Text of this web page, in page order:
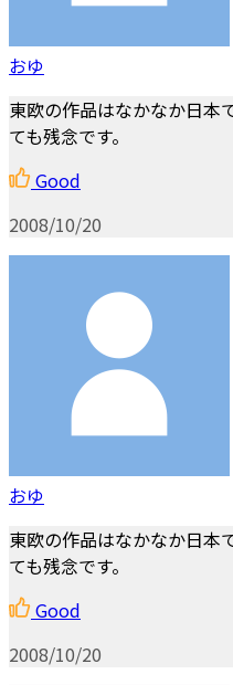
おゆ
東欧の作品はなかなか日本
ても残念です。
Good
2008/10/20
おゆ
東欧の作品はなかなか日本
ても残念です。
Good
2008/10/20